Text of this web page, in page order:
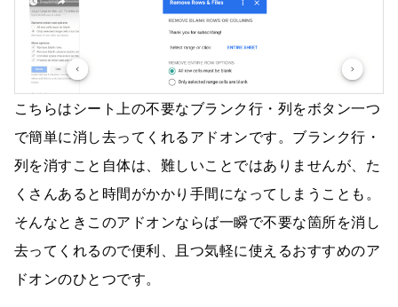
こちらはシート上の不要なブランク行・列をボタン一つ
で簡単に消し去ってくれるアドオンです。ブランク行・
列を消すこと自体は、難しいことではありませんが、た
くさんあると時間がかかり手間になってしまうことも。
そんなときこのアドオンならば一瞬で不要な箇所を消し
去ってくれるので便利、且つ気軽に使えるおすすめのア
ドオンのひとつです。